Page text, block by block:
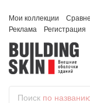
Мои коллекции
Реклама
Регистрация
Поиск по названию